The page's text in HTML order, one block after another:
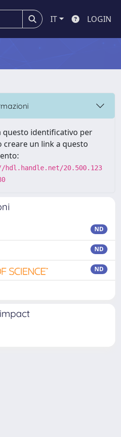
IT LOGIN
questo identificativo per
creare un link a questo
20.500.123
ND
ND
ND